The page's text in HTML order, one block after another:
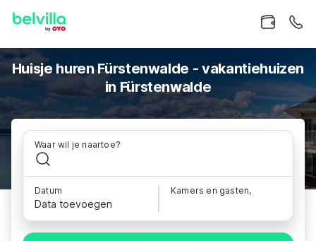
Huisje huren Fürstenwalde - vakantiehuizen
in Fürstenwalde
Waar wil je naartoe?
Datum
Data toevoegen
Kamers en gasten,